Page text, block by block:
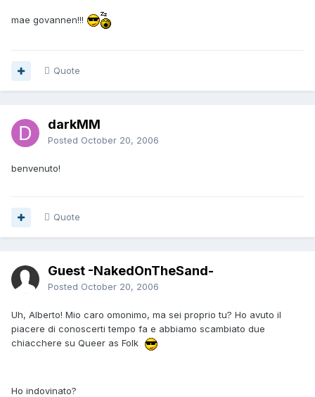
mae govannen!!!
Quote
darkMM
Posted October 20, 2006
benvenuto!
Quote
Guest -NakedOnTheSand-
Posted October 20, 2006
Uh, Alberto! Mio caro omonimo, ma sei proprio tu? Ho avuto il
piacere di conoscerti tempo fa e abbiamo scambiato due
chiacchere su Queer as Folk
Ho indovinato?